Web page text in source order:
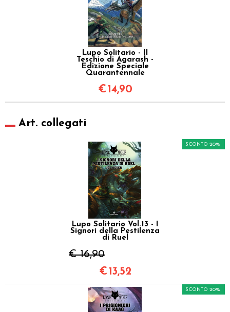
Lupo Solitario - Il
Teschio di Agarash -
Edizione Speciale
Quarantennale
€ 14,90
Art. collegati
Lupo Solitario Vol.13 - I
Signori della Pestilenza
di Ruel
€ 16,90
SCONTO 20%
€ 13,52
SCONTO 20%